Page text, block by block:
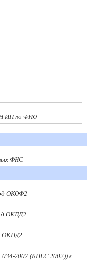
ИП по ФИО
ФНС
ОКОФ2
ОКПД2
ОКПД2
2007 (КПЕС 2002)) в